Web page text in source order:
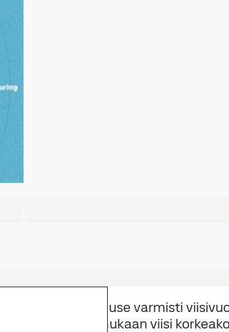
Mission 0 House varmisti
laajenee – mukaan viisi